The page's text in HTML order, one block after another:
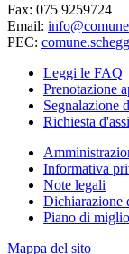
Fax: 075 9259724
Email:
PEC:
Leggi le FAQ
Prenotazione
Segnalazione
Richiesta
Informativa
Note legali
Dichiarazione
Piano di
Mappa del sito